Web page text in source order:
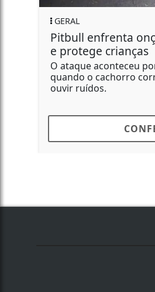
GERAL
Pitbull enfrenta onça
e protege crianças
O ataque aconteceu por
quando o cachorro
ouvir ruídos.